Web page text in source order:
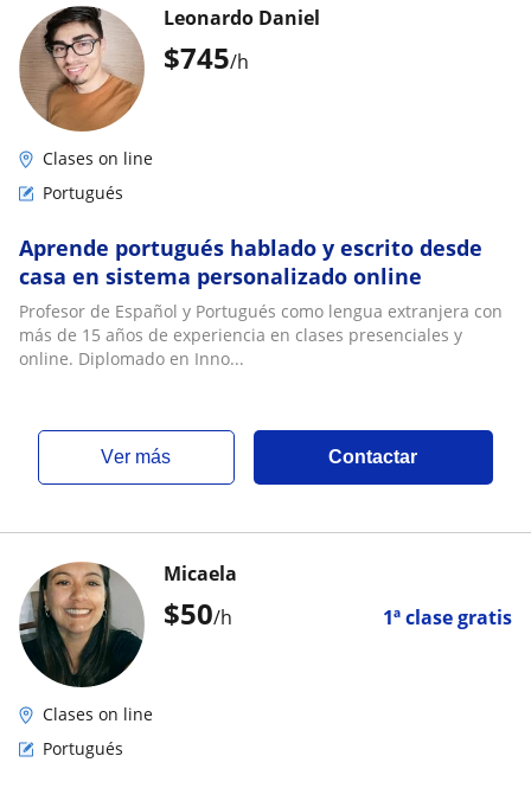
$745/h
Leonardo Daniel
Clases on line
Portugués
Aprende portugués hablado y escrito desde
casa en sistema personalizado online
Profesor de Español y Portugués como lengua extranjera con
más de 15 años de experiencia en clases presenciales y
online. Diplomado en Inno...
ver más Contactar
$50/h 1ª clase gratis
Micaela
Clases on line
Portugués